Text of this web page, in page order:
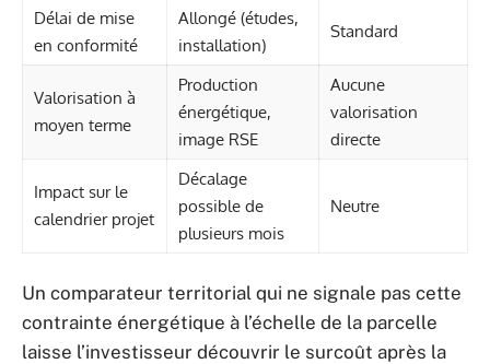
Délai de mise
en conformité
Allongé (études,
installation)
Standard
Valorisation à
moyen terme
Production
énergétique,
image RSE
Aucune
valorisation
directe
Impact sur le
calendrier projet
Décalage
possible de
plusieurs mois
Neutre
Un comparateur territorial qui ne signale pas cette
contrainte énergétique à l’échelle de la parcelle
laisse l’investisseur découvrir le surcoût après la